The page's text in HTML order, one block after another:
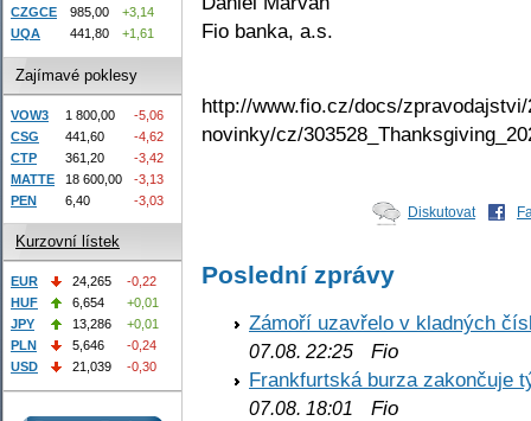
Fio banka, a.s.
http://www.fio.cz/docs/
novinky/cz/
Diskutovat
Poslední zprávy
Zámoří uzavřelo v kladných
07.08. 22:25 Fio
Frankfurtská burza zakončuje
07.08. 18:01
Fio
CZGCE
985,00
+3,14
UQA
441,80 +1,61
Zajímavé poklesy
VOW3 1 800,00
-5,06
CSG
441,60
-4,62
CTP
361,20
-3,42
MATTE
18 600,00
-3,13
PEN
6,40 -3,03
Kurzovní lístek
EUR 24,265
-0,22
HUF
6,654
+0,01
JPY
13,286
+0,01
PLN
5,646
-0,24
USD
21,039 -0,30